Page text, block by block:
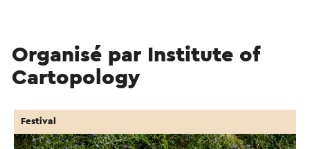
Organisé par Institute of
Cartopology
Festival